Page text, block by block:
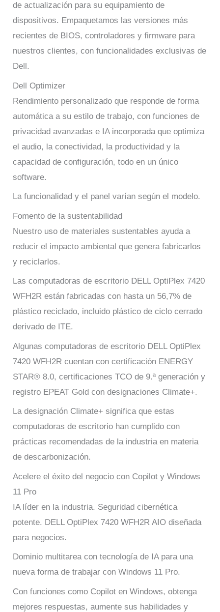
de actualización para su equipamiento de
dispositivos. Empaquetamos las versiones más
recientes de BIOS, controladores y firmware para
nuestros clientes, con funcionalidades exclusivas de
Dell.
Dell Optimizer
Rendimiento personalizado que responde de forma
automática a su estilo de trabajo, con funciones de
privacidad avanzadas e IA incorporada que optimiza
el audio, la conectividad, la productividad y la
capacidad de configuración, todo en un único
software.
La funcionalidad y el panel varían según el modelo.
Fomento de la sustentabilidad
Nuestro uso de materiales sustentables ayuda a
reducir el impacto ambiental que genera fabricarlos
y reciclarlos.
Las computadoras de escritorio DELL OptiPlex 7420
WFH2R están fabricadas con hasta un 56,7% de
plástico reciclado, incluido plástico de ciclo cerrado
derivado de ITE.
Algunas computadoras de escritorio DELL OptiPlex
7420 WFH2R cuentan con certificación ENERGY
STAR® 8.0, certificaciones TCO de 9.ª generación y
registro EPEAT Gold con designaciones Climate+.
La designación Climate+ significa que estas
computadoras de escritorio han cumplido con
prácticas recomendadas de la industria en materia
de descarbonización.
Acelere el éxito del negocio con Copilot y Windows
11 Pro
IA líder en la industria. Seguridad cibernética
potente. DELL OptiPlex 7420 WFH2R AIO diseñada
para negocios.
Dominio multitarea con tecnología de IA para una
nueva forma de trabajar con Windows 11 Pro.
Con funciones como Copilot en Windows, obtenga
mejores respuestas, aumente sus habilidades y